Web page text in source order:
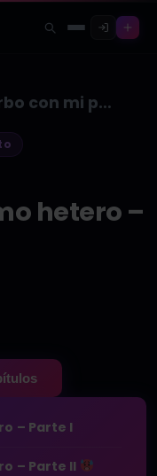
Morbo con mi primo hetero –…
hetero –
– Parte I
– Parte II